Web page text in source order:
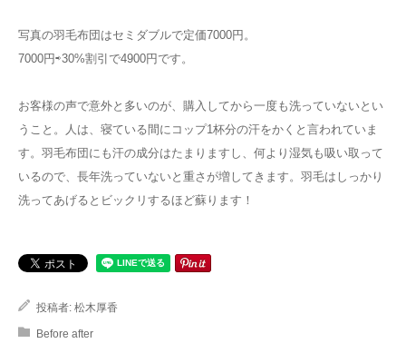
写真の羽毛布団はセミダブルで定価7000円。
7000円⇨30%割引で4900円です。
お客様の声で意外と多いのが、購入してから一度も洗っていないとい
うこと。人は、寝ている間にコップ1杯分の汗をかくと言われていま
す。羽毛布団にも汗の成分はたまりますし、何より湿気も吸い取って
いるので、長年洗っていないと重さが増してきます。羽毛はしっかり
洗ってあげるとビックリするほど蘇ります！
投稿者: 松木厚香
Before after